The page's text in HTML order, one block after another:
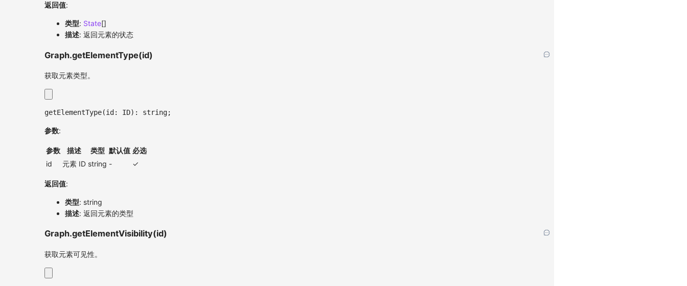
返回值:
类型: State[]
描述: 返回元素的状态
Graph.getElementType(id)
获取元素类型。
getElementType(id : ID) : string;
参数:
参数 描述 类型 默认值 必选
id
元素 ID string - ✓
返回值:
类型: string
描述: 返回元素的类型
Graph.getElementVisibility(id)
获取元素可见性。